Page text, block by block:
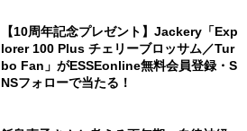
【10周年記念プレゼント】Jackery「Exp
lorer 100 Plus チェリーブロッサム／Tur
bo Fan」がESSEonline無料会員登録・S
NSフォローで当たる！